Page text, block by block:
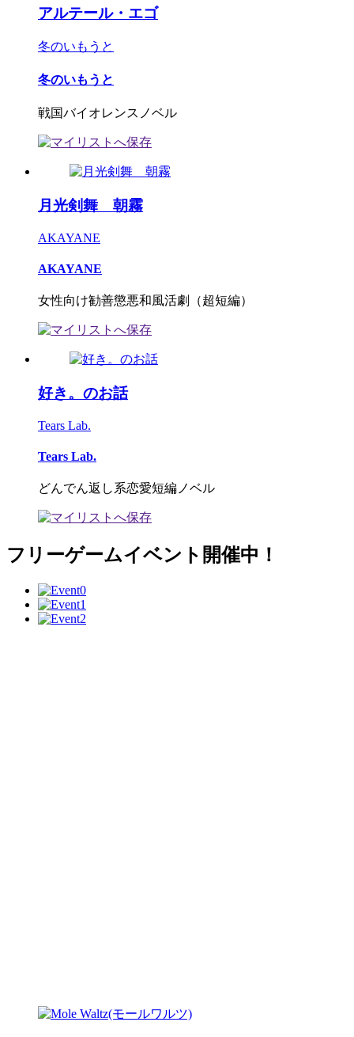
アルテール・エゴ
冬のいもうと
冬のいもうと
戦国バイオレンスノベル
月光剣舞 朝霧
AKAYANE
AKAYANE
女性向け勧善懲悪和風活劇（超短編）
好き。のお話
Tears Lab.
Tears Lab.
どんでん返し系恋愛短編ノベル
フリーゲームイベント開催中！